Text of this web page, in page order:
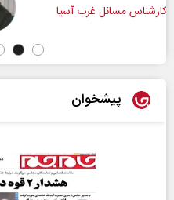
احمد میراحسان
پیشخوان